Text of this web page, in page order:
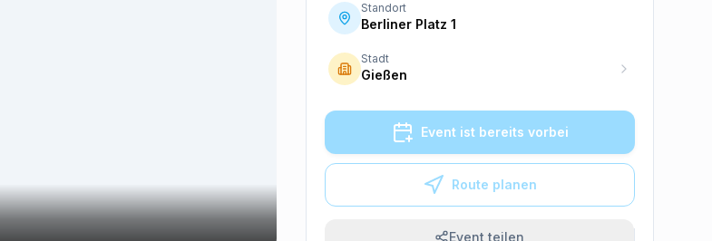
Standort
Berliner Platz 1
Stadt
Gießen
Event ist bereits vorbei
Route planen
Event teilen